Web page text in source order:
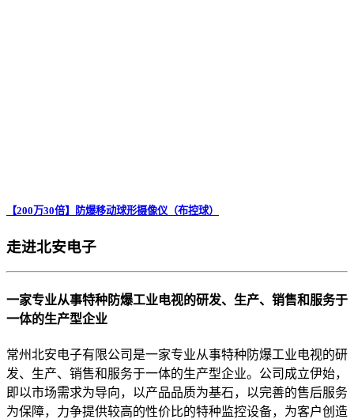
【200万30倍】防爆移动球形摄像仪（布控球）
走进北安电子
一家专业从事特种防爆工业电视的研发、生产、销售和服务于
一体的生产型企业
常州北安电子有限公司是一家专业从事特种防爆工业电视的研
发、生产、销售和服务于一体的生产型企业。公司成立伊始，
即以市场需求为导向，以产品品质为基石，以完善的售后服务
为保障，力争提供较高的性价比的特种监控设备，为客户创造